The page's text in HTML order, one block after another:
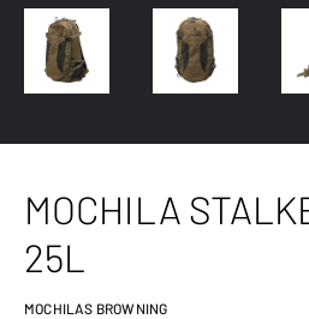
MOCHILA
25L
MOCHILAS BROWNING